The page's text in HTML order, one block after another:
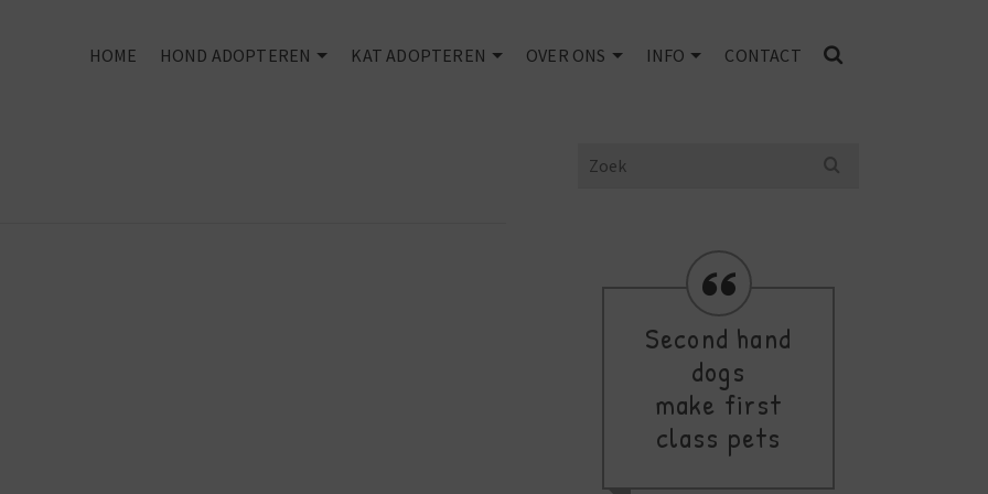
HOME HOND ADOPTEREN KAT ADOPTEREN OVER ONS INFO CONTACT
Search
Second hand
dogs
make first
class pets